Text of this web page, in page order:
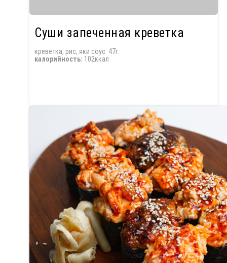
Суши запеченная креветка
креветка, рис, яки соус 47г.
калорийность: 102ккал